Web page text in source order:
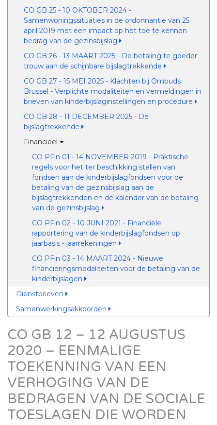
CO GB 25 - 10 OKTOBER 2024 -
Samenwoningssituaties in de ordonnantie van 25
april 2019 met een impact op het toe te kennen
bedrag van de gezinsbijslag
CO GB 26 - 13 MAART 2025 - De betaling te goeder
trouw aan de schijnbare bijslagtrekkende
CO GB 27 - 15 MEI 2025 - Klachten bij Ombuds
Brussel - Verplichte modaliteiten en vermeldingen in
brieven van kinderbijslaginstellingen en procedure
CO GB 28 - 11 DECEMBER 2025 - De
bijslagtrekkende
Financieel
CO PFin 01 - 14 NOVEMBER 2019 - Praktische
regels voor het ter beschikking stellen van
fondsen aan de kinderbijslagfondsen voor de
betaling van de gezinsbijslag aan de
bijslagtrekkenden en de kalender van de betaling
van de gezinsbijslag
CO PFin 02 - 10 JUNI 2021 - Financiële
rapportering van de kinderbijslagfondsen op
jaarbasis - jaarrekeningen
CO PFin 03 - 14 MAART 2024 - Nieuwe
financieringsmodaliteiten voor de betaling van de
kinderbijslagen
Dienstbrieven
Samenwerkingsakkoorden
CO GB 12 – 12 AUGUSTUS
2020 – EENMALIGE
TOEKENNING VAN EEN
VERHOGING VAN DE
BEDRAGEN VAN DE SOCIALE
TOESLAGEN DIE WORDEN